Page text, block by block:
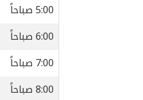
5:00 صباحاً
6:00 صباحاً
7:00 صباحاً
8:00 صباحاً